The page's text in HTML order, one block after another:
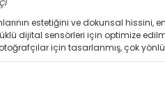
estetiğini ve dokunsal
dijital sensörleri için optimize
için tasarlanmış, çok yönlü